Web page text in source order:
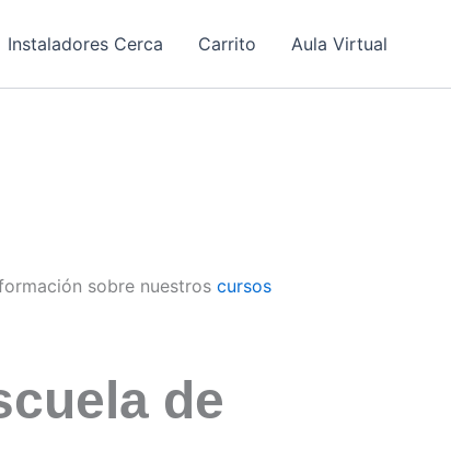
Instaladores Cerca Carrito Aula Virtual
sobre nuestros cursos
de